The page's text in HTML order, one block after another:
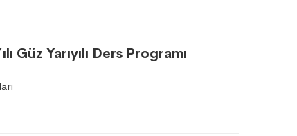
Yarıyılı Ders Programı